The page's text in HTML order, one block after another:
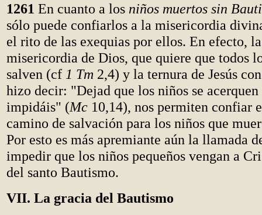
1261 En cuanto a los niños muertos sin
sólo puede confiarlos a la misericordia
el rito de las exequias por ellos. En efecto,
misericordia de Dios, que quiere que todos
salven (cf 1 Tm 2,4) y la ternura de Jesús
hizo decir: "Dejad que los niños se
impidáis" (Mc 10,14), nos permiten confiar
camino de salvación para los niños que
Por esto es más apremiante aún la llamada
impedir que los niños pequeños vengan a
del santo Bautismo.
VII. La gracia del Bautismo